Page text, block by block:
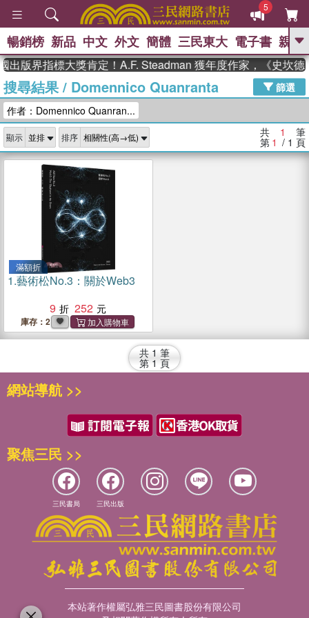
5
GO
熱搜： 東野圭吾 、 高希均教授回憶錄
、 The Odyssey 、 父親節 、 如果歷
史是一群喵
獎 臺灣漫遊錄 、 方念華 、 台灣的李
登輝時代
數學女孩：黎曼猜想 、
偉大的迷走神經
暢銷榜 新品 中文 外文 簡體 三民東大 電子書 親子
出版界指標大獎肯定！A.F. Steadman 獲年度作家，《史坎德
搜尋結果/ Domennico Quanranta
篩選
作者：Domennico Quanran...
顯示 排序 共 1 筆
第 1 / 1 頁
滿額折
1.藝術松No.3：關於Web3
9
252
庫存：2
共 1 筆
第 1 頁
網站導航 >>
聚焦三民 >>
三民書局 三民出版
本站著作權屬弘雅三民圖書股份有限公司